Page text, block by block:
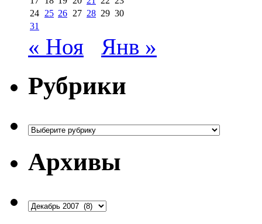
24 25 26 27 28 29 30
31
« Ноя Янв »
Рубрики
Рубрики
Архивы